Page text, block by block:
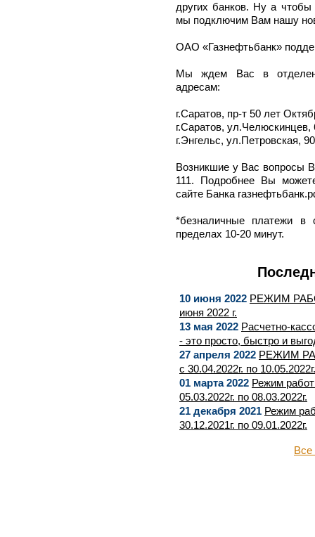
других банков. Ну а чтобы
мы подключим Вам нашу
ОАО «Газнефтьбанк»
Мы ждем Вас в
адресам:
г.Саратов, пр-т 50 лет
г.Саратов, ул.Челюскинцев,
г.Энгельс, ул.Петровская, 90
Возникшие у Вас вопросы
111. Подробнее Вы
сайте Банка
*безналичные платежи в
пределах 10-20 минут.
10 июня 2022 РЕЖИМ
июня 2022 г.
13 мая 2022 Расчетно-
- это просто, быстро и
27 апреля 2022 РЕЖИМ
с 30.04.2022г. по 10.05.2022г.
01 марта 2022 Режим
05.03.2022г. по 08.03.2022г.
21 декабря 2021 Режим
30.12.2021г. по 09.01.2022г.
Все